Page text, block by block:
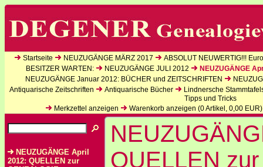
Startseite NEUZUGÄNGE MÄRZ 2017
ABSOLUT NEUWERTIG!!!
BESITZER WARTEN:
NEUZUGÄNGE JULI 2012
NEUZUGÄNGE
NEUZUGÄNGE Januar 2012: BÜCHER und ZEITSCHRIFTEN
Antiquarische Zeitschriften
Antiquarische Bücher
Lindnersche
Tipps und Tricks
Merkzettel anzeigen
Warenkorb anzeigen (0Artikel, 0,00 EUR)
NEUZUGÄNGE April
2012: QUELLEN zur
QUELLEN zur